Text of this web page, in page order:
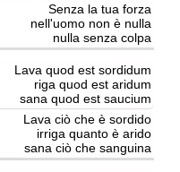
Senza la tua forza
nell'uomo non è nulla
nulla senza colpa
Lava quod est sordidum
riga quod est aridum
sana quod est saucium
Lava ciò che è sordido
irriga quanto è arido
sana ciò che sanguina